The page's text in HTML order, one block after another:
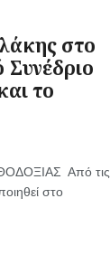
στο
Συνέδριο
το
Από τις
στο